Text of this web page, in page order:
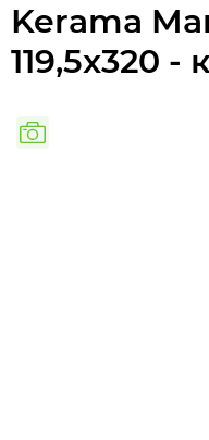
Kerama
119,5x320